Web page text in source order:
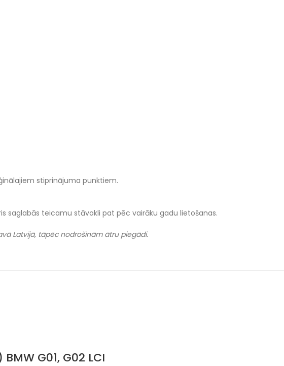
stiprinājuma punktiem.
saglabās teicamu stāvokli pat pēc vairāku gadu lietošanas.
Latvijā, tāpēc nodrošinām ātru piegādi.
G01, G02 LCI